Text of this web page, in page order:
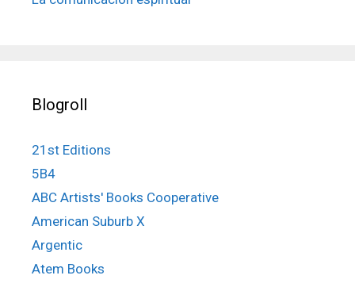
Blogroll
21st Editions
5B4
ABC Artists' Books Cooperative
American Suburb X
Argentic
Atem Books